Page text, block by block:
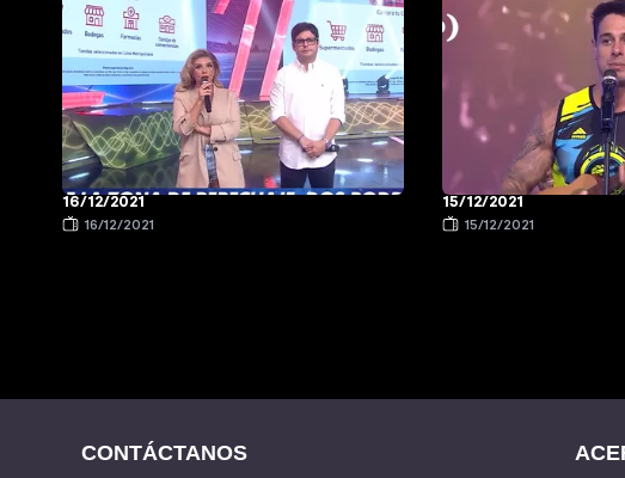
16/12/2021
16/12/2021
15/12/2021
15/12/2021
CONTÁCTANOS